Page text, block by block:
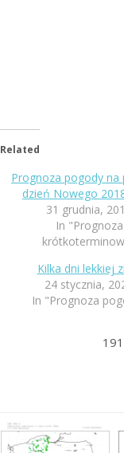
Related
Prognoza pogody na
dzień Nowego
31 grudnia,
In "Prognoza
Kilka dni lekkiej
24 stycznia,
In "Prognoza
191